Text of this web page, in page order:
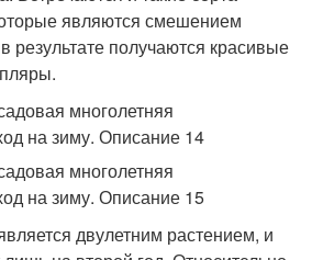
являются смешением
результате получаются красивые
двулетним растением, и